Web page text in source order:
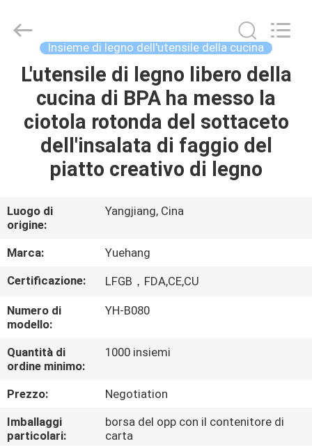
CASA
PRODOTTI
CIRCA
GIRO
DELLA
FABBRICA
CONTROLLO
DI
QUALITÀ
CONTATTICI
silicone
Insieme di legno dell'utensile della cucina
L'utensile di legno libero della
cucina di BPA ha messo la
ciotola rotonda del sottaceto
dell'insalata di faggio del
piatto creativo di legno
Luogo di
origine:
Yangjiang, Cina
Marca:
Yuehang
Certificazione:
LFGB，FDA,CE,CU
Numero di
modello:
YH-B080
Quantità di
ordine minimo:
1000 insiemi
Prezzo:
Negotiation
Imballaggi
particolari:
borsa del opp con il contenitore di
carta